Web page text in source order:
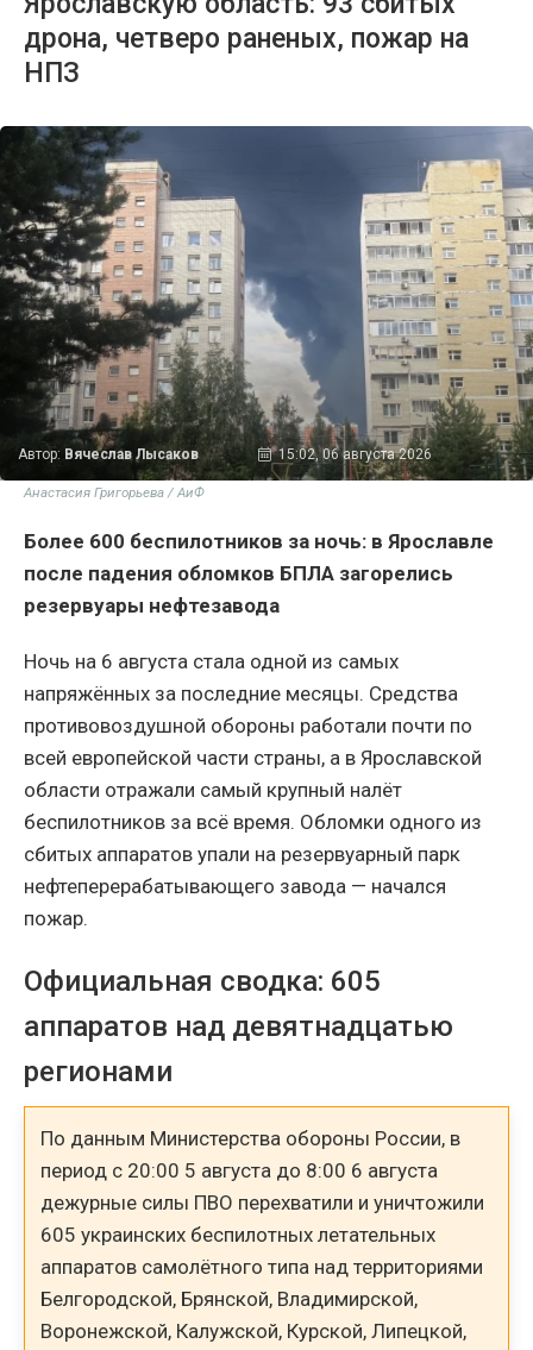
дрона, четверо раненых, пожар на
НПЗ
Автор: Вячеслав Лысаков 15:02, 06 августа 2026
Анастасия Григорьева / АиФ
Более 600 беспилотников за ночь: в Ярославле
после падения обломков БПЛА загорелись
резервуары нефтезавода
Ночь на 6 августа стала одной из самых
напряжённых за последние месяцы. Средства
противовоздушной обороны работали почти по
всей европейской части страны, а в Ярославской
области отражали самый крупный налёт
беспилотников за всё время. Обломки одного из
сбитых аппаратов упали на резервуарный парк
нефтеперерабатывающего завода — начался
пожар.
Официальная сводка: 605
аппаратов над девятнадцатью
регионами
По данным Министерства обороны России, в
период с 20:00 5 августа до 8:00 6 августа
дежурные силы ПВО перехватили и уничтожили
605 украинских беспилотных летательных
аппаратов самолётного типа над территориями
Белгородской, Брянской, Владимирской,
Воронежской, Калужской, Курской, Липецкой,